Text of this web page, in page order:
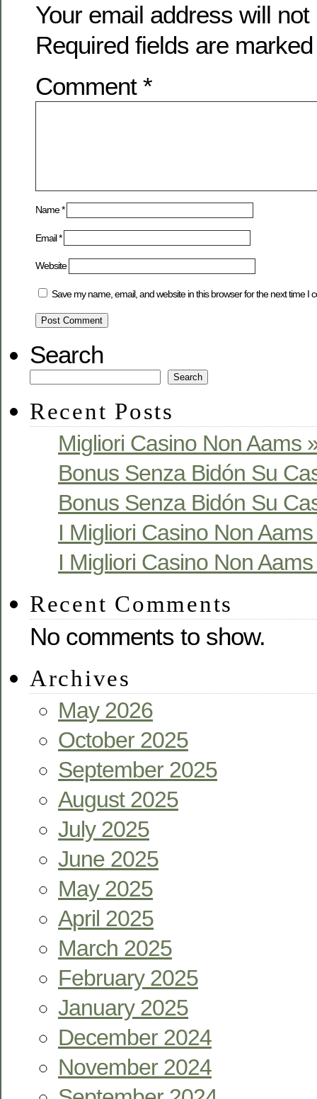
Your email address will
Required fields are
Comment *
Name*
Email*
Website
Save my name, email, and website in this browser for the next time I
Search
Search
Recent Posts
Migliori Casino Non Aams
Bonus Senza Bidón Su
Bonus Senza Bidón Su
I Migliori Casino Non
I Migliori Casino Non
Recent Comments
No comments to show.
Archives
May 2026
October 2025
September 2025
August 2025
July 2025
June 2025
May 2025
April 2025
March 2025
February 2025
January 2025
December 2024
November 2024